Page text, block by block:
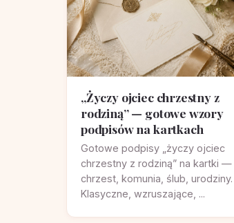
„Życzy ojciec chrzestny z
rodziną” — gotowe wzory
podpisów na kartkach
Gotowe podpisy „życzy ojciec
chrzestny z rodziną” na kartki —
chrzest, komunia, ślub, urodziny.
Klasyczne, wzruszające, ...